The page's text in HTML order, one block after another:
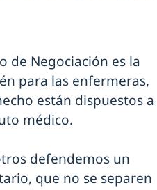
de Negociación es la
para las enfermeras,
están dispuestos a
médico.
defendemos un
que no se separen